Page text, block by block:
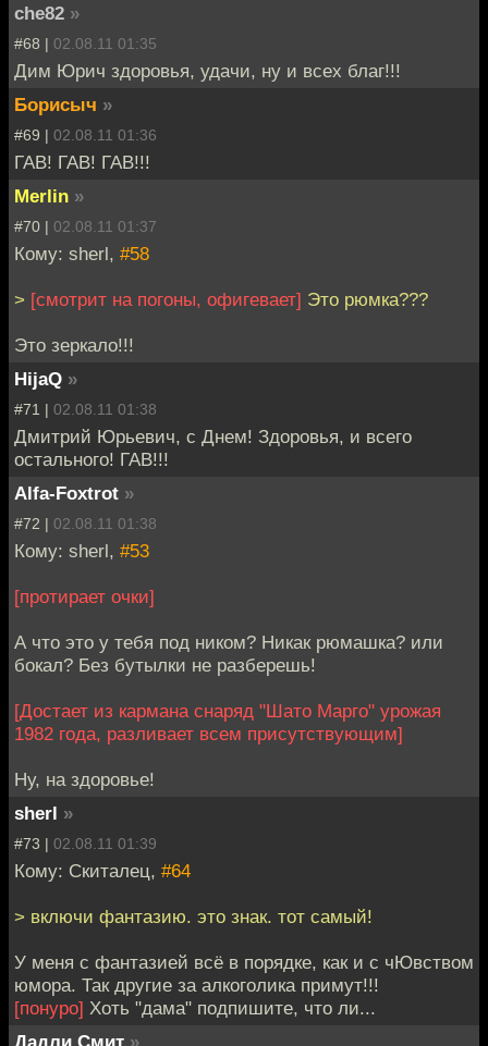
che82 »
#68 | 02.08.11 01:35
Дим Юрич здоровья, удачи, ну и всех благ!!!
Борисыч »
#69 | 02.08.11 01:36
ГАВ! ГАВ! ГАВ!!!
Merlin »
#70 | 02.08.11 01:37
Кому: sherl, #58
> [смотрит на погоны, офигевает] Это рюмка???
Это зеркало!!!
HijaQ »
#71 | 02.08.11 01:38
Дмитрий Юрьевич, с Днем! Здоровья, и всего
остального! ГАВ!!!
Alfa-Foxtrot »
#72 | 02.08.11 01:38
Кому: sherl, #53
[протирает очки]
А что это у тебя под ником? Никак рюмашка? или
бокал? Без бутылки не разберешь!
[Достает из кармана снаряд "Шато Марго" урожая
1982 года, разливает всем присутствующим]
Ну, на здоровье!
sherl »
#73 | 02.08.11 01:39
Кому: Скиталец, #64
> включи фантазию. это знак. тот самый!
У меня с фантазией всё в порядке, как и с чЮвством
юмора. Так другие за алкоголика примут!!!
[понуро] Хоть "дама" подпишите, что ли...
Дадли Смит »